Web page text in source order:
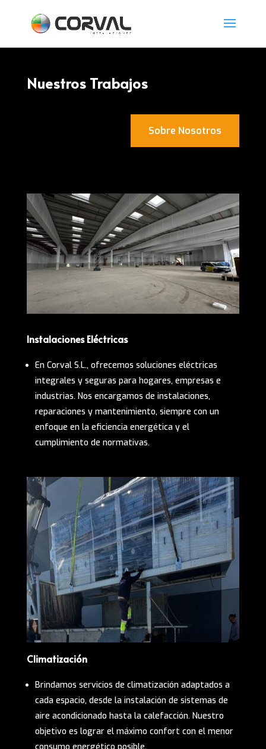
Nuestros Trabajos
Sobre Nosotros
Instalaciones Eléctricas
En Corval S.L., ofrecemos soluciones eléctricas
integrales y seguras para hogares, empresas e
industrias. Nos encargamos de instalaciones,
reparaciones y mantenimiento, siempre con un
enfoque en la eficiencia energética y el
cumplimiento de normativas.
Climatización
Brindamos servicios de climatización adaptados a
cada espacio, desde la instalación de sistemas de
aire acondicionado hasta la calefacción. Nuestro
objetivo es lograr el máximo confort con el menor